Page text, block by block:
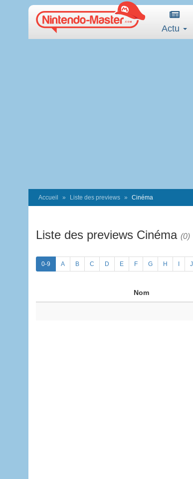
Actu
Accueil Liste des previews Cinéma
Liste des previews Cinéma (0)
0-9 A B C D E F G H J
Nom